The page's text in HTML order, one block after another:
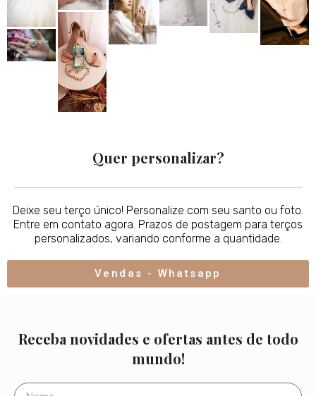
Quer personalizar?
Deixe seu terço único! Personalize com seu santo ou foto.
Entre em contato agora. Prazos de postagem para terços
personalizados, variando conforme a quantidade.
Vendas - Whatsapp
Receba novidades e ofertas antes de todo
mundo!